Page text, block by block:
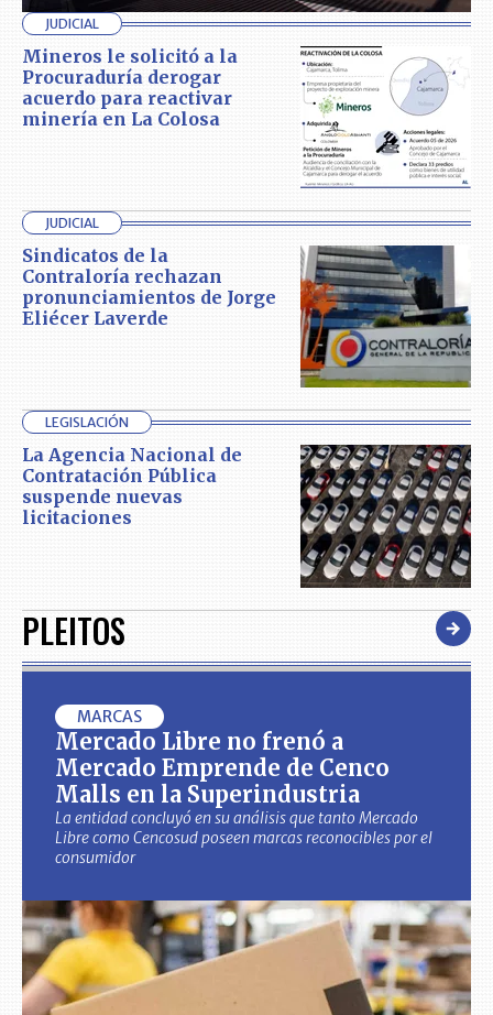
JUDICIAL
Mineros le solicitó a la
Procuraduría derogar
acuerdo para reactivar
minería en La Colosa
JUDICIAL
Sindicatos de la
Contraloría rechazan
pronunciamientos de Jorge
Eliécer Laverde
LEGISLACIÓN
La Agencia Nacional de
Contratación Pública
suspende nuevas
licitaciones
PLEITOS
MARCAS
Mercado Libre no frenó a
Mercado Emprende de Cenco
Malls en la Superindustria
La entidad concluyó en su análisis que tanto Mercado
Libre como Cencosud poseen marcas reconocibles por el
consumidor